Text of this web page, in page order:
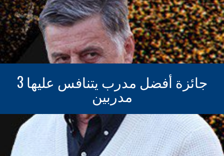
جائزة أفضل مدرب يتنافس عليها 3
مدربين